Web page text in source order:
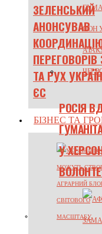
ЗЕЛЕНСЬКИЙ
АНОНСУВАВ
ПЕРЕГОВОРІВ
ТА РУХ
ЄС
БІЗНЕС ТА
РОСІЯ
У